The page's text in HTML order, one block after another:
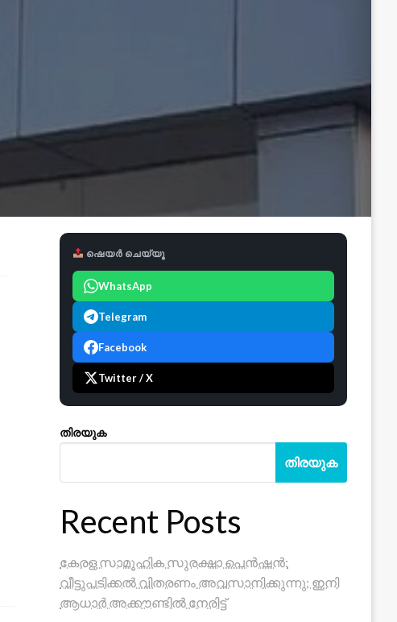
ഷെയർ ചെയ്യൂ
WhatsApp
Telegram
Facebook
Twitter / X
തിരയുക
തിരയുക
Recent Posts
കേരള സാമൂഹിക സുരക്ഷാ പെൻഷൻ:
വീട്ടുപടിക്കൽ വിതരണം അവസാനിക്കുന്നു; ഇനി
ആധാർ അക്കൗണ്ടിൽ നേരിട്ട്